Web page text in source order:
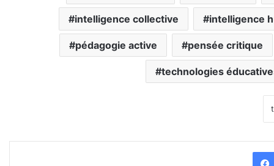
intelligence collective intelligence
pédagogie active pensée critique
technologies